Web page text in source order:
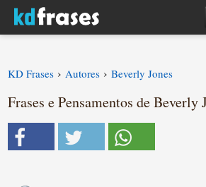
KD Frases › Autores › Beverly Jones
Frases e Pensamentos de Beverly